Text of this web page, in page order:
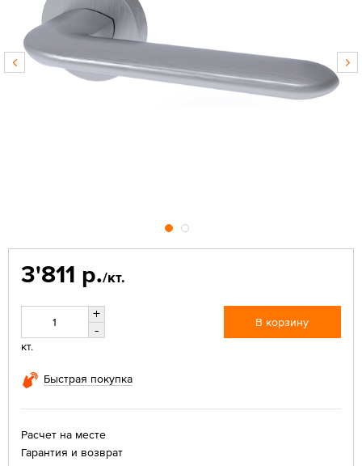
3'811 р./кт.
+
-
кт.
В корзину
Быстрая покупка
Расчет на месте
Гарантия и возврат